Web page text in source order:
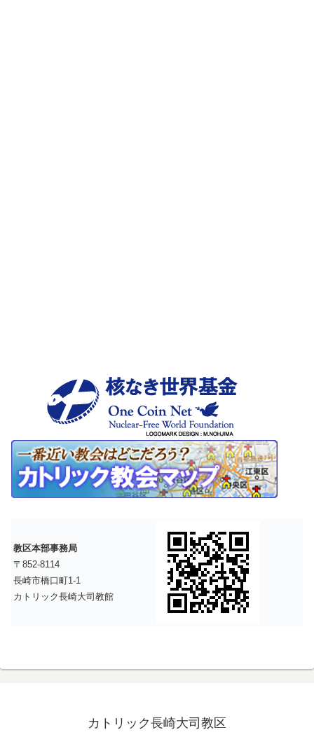
教区本部事務局
〒852-8114
長崎市橋口町1-1
カトリック長崎大司教館
カトリック長崎大司教区